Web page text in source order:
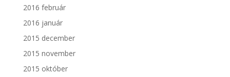
2016 február
2016 január
2015 december
2015 november
2015 október